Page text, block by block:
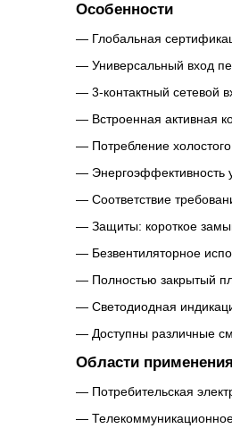
Особенности
Глобальная
Универсальный вход
3-контактный сетевой
Встроенная активная
Потребление
Энергоэффективность
Соответствие
Защиты: короткое
Безвентиляторное
Полностью закрытый
Светодиодная
Доступны различные
Области применения
Потребительская